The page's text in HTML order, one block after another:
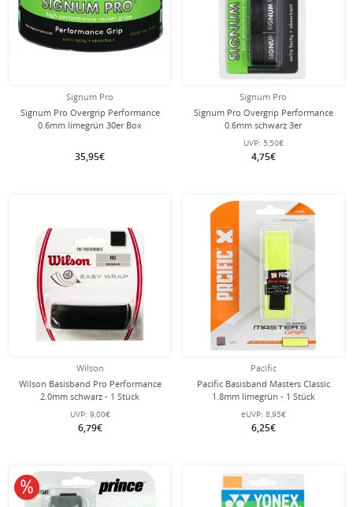
Signum Pro
Signum Pro Overgrip Performance
0.6mm limegrün 30er Box
35,95€
Signum Pro
Signum Pro Overgrip Performance
0.6mm schwarz 3er
UVP: 5,50€
4,75€
Wilson
Wilson Basisband Pro Performance
2.0mm schwarz - 1 Stück
UVP: 9,00€
6,79€
Pacific
Pacific Basisband Masters Classic
1.8mm limegrün - 1 Stück
eUVP: 8,95€
6,25€
10% reduziert